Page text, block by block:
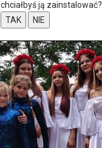
chciałbyś ją zainstalować?
TAK
NIE